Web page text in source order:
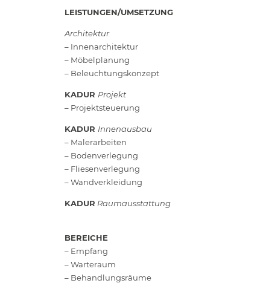
LEISTUNGEN/UMSETZUNG
Architektur
– Innenarchitektur
– Möbelplanung
– Beleuchtungskonzept
KADUR Projekt
– Projektsteuerung
KADUR Innenausbau
– Malerarbeiten
– Bodenverlegung
– Fliesenverlegung
– Wandverkleidung
KADUR Raumausstattung
BEREICHE
– Empfang
– Warteraum
– Behandlungsräume